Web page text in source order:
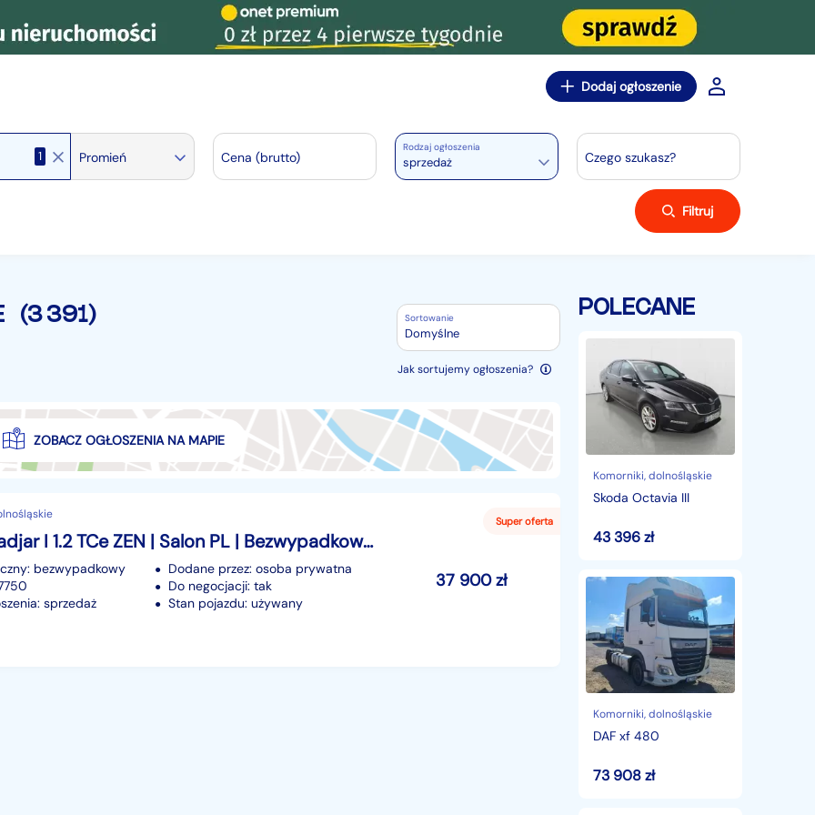
Dodaj ogłoszenie
1 Promień Cena (brutto)
Rodzaj ogłoszenia
sprzedaż Czego szukasz?
Filtruj
(3 391) Sortowanie
Domyślne
Jak sortujemy ogłoszenia?
ZOBACZ OGŁOSZENIA NA MAPIE
Renault Kadjar I 1.2 TCe ZEN | Salon PL | Bezwypadkowy | 117 tys. km | Faktury
bezwypadkowy
sprzedaż
Dodane przez: osoba prywatna
Do negocjacji: tak
Stan pojazdu: używany
37 900zł
POLECANE
Octavia
Komorniki, dolnośląskie
Skoda Octavia III
43 396zł
DAF
480
Komorniki, dolnośląskie
DAF xf 480
73 908zł